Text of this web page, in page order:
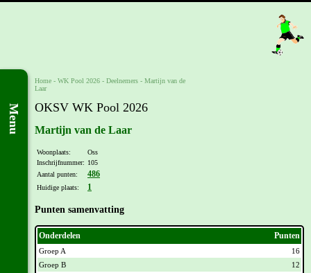
Menu
Home - WK Pool 2026 - Deelnemers - Martijn van de
Laar
OKSV WK Pool 2026
Martijn van de Laar
Woonplaats:
Oss
Inschrijfnummer: 105
Aantal punten:
486
Huidige plaats: 1
Punten samenvatting
Onderdelen Punten
Groep A
16
Groep B
12